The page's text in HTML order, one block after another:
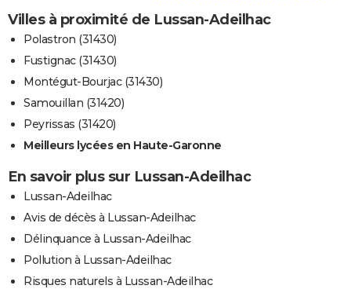
Villes à proximité de Lussan-Adeilhac
Polastron (31430)
Fustignac (31430)
Montégut-Bourjac (31430)
Samouillan (31420)
Peyrissas (31420)
Meilleurs lycées en Haute-Garonne
En savoir plus sur Lussan-Adeilhac
Lussan-Adeilhac
Avis de décès à Lussan-Adeilhac
Délinquance à Lussan-Adeilhac
Pollution à Lussan-Adeilhac
Risques naturels à Lussan-Adeilhac